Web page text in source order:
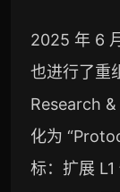
2025 年 6
也进行了重
Research
化为
标：扩展